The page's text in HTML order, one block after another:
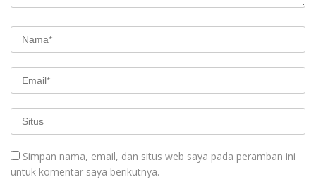
Simpan nama, email, dan situs web saya pada peramban ini
untuk komentar saya berikutnya.